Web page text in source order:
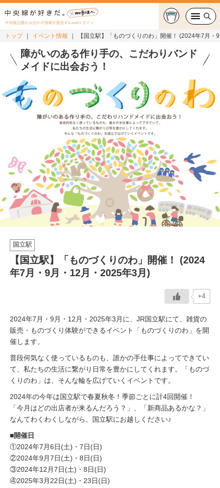
中央線沿線のお出かけ情報を発信するwebマガジン
グルメ・カフェ
スイーツ・テイクアウト
おでかけ
中央線カルチャー
特集
連載
中央線フェス
イベント情報
おしらせ
トップ イベント情報 【国立駅】「ものづくりのわ」開催！ (2024年7月
障がいのある作り手の、こだわりバンド
メイドに出会おう！
国立駅
【国立駅】「ものづくりのわ」開催！ (2024
年7月・9月・12月・2025年3月)
+4
2024年7月・9月・12月・2025年3月に、JR国立駅にて、雑貨の
販売・ものづくり体験ができるイベント「ものづくりのわ」を開
催します。
普段何気なく使っているものも、誰かの手仕事によってできてい
て、私たちの生活に繋がり日常を豊かにしてくれます。「ものづ
くりのわ」は、そんな輪を広げていくイベントです。
2024年の今年は国立駅で春夏秋冬！季節ごとに計4回開催！
「今月はどの出店者が来るんだろう？」、「新商品あるかな？」
なんてわくわくしながら、国立駅にお越しください♪
■開催日
①2024年7月6日(土)・7日(日)
②2024年9月7日(土)・8日(日)
③2024年12月7日(土)・8日(日)
④2025年3月22日(土)・23日(日)